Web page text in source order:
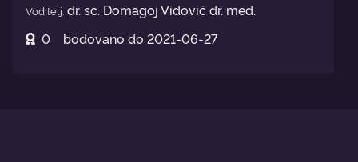
Voditelj: dr. sc. Domagoj Vidović dr. med.
0
bodovano do 2021-06-27